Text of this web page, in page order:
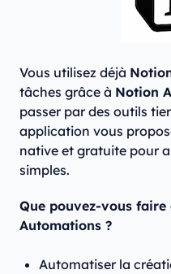
Vous utilisez déjà
tâches grâce à Notion
passer par des outils
application vous
native et gratuite pour
simples.
Que pouvez-vous
Automations ?
Automatiser la